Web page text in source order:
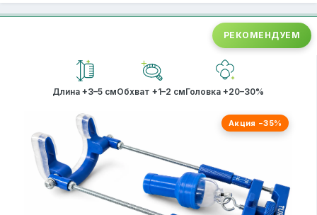
РЕКОМЕНДУЕМ
Длина +3–5 смОбхват +1–2 смГоловка +20–30%
Акция −35%